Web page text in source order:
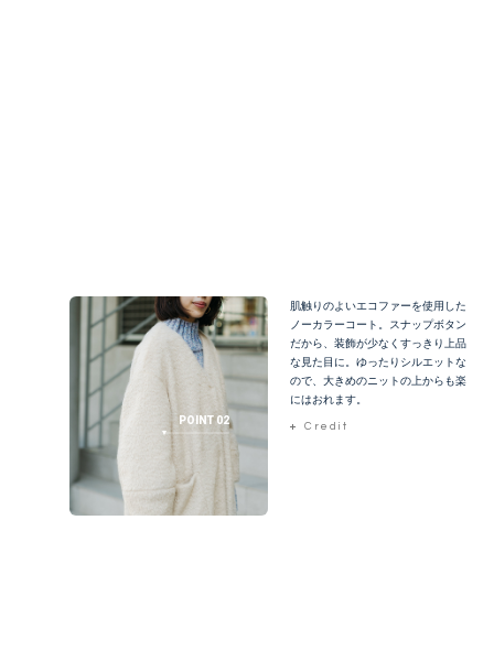
POINT 02
肌触りのよいエコファーを使用した
ノーカラーコート。スナップボタン
だから、装飾が少なくすっきり上品
な見た目に。ゆったりシルエットな
ので、大きめのニットの上からも楽
にはおれます。
Credit